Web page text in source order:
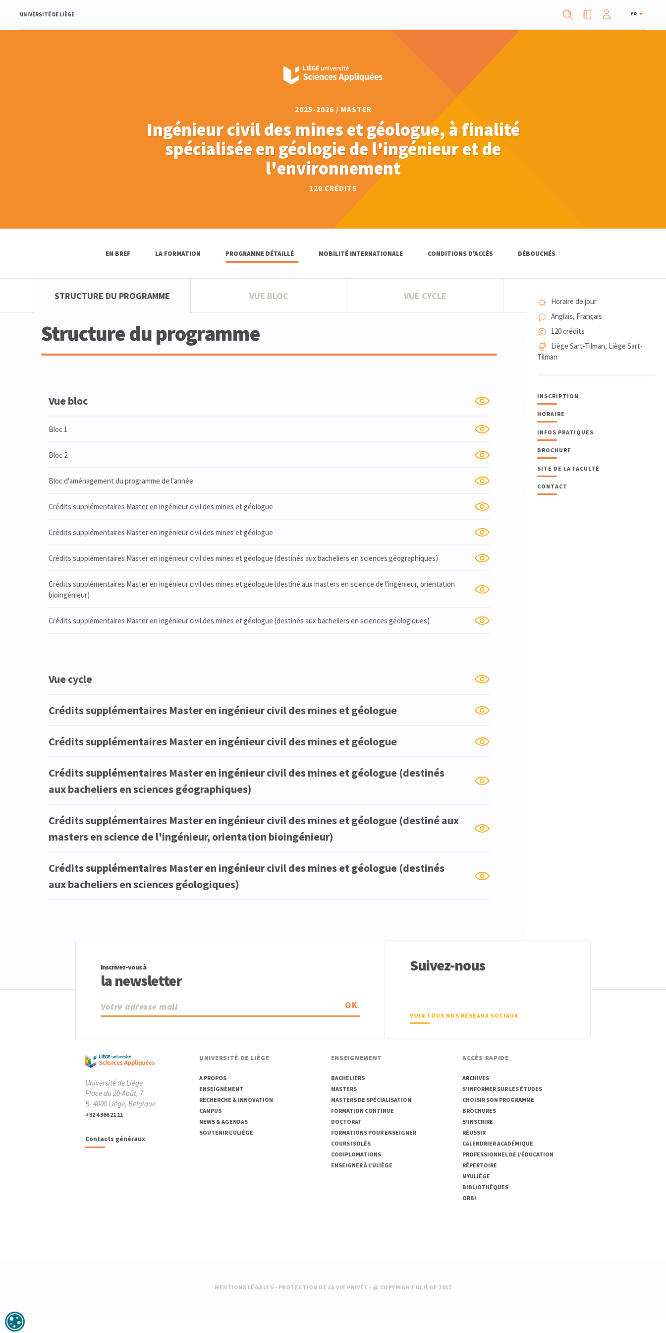
UNIVERSITÉ DE LIÈGE FR
2025-2026 / MASTER
Ingénieur civil des mines et géologue, à finalité
spécialisée en géologie de l'ingénieur et de
l'environnement
120 CRÉDITS
EN BREF LA FORMATION PROGRAMME DÉTAILLÉ MOBILITÉ INTERNATIONALE CONDITIONS D'ACCÈS DÉBOUCHÉS
Horaire de jour
Anglais, Français
120 crédits
Liège Sart-Tilman, Liège Sart-
Tilman
INSCRIPTION
HORAIRE
INFOS PRATIQUES
BROCHURE
SITE DE LA FACULTÉ
CONTACT
STRUCTURE DU PROGRAMME VUE BLOC VUE CYCLE
Structure du programme
Vue bloc
Bloc 1
Bloc 2
Bloc d'aménagement du programme de l'année
Crédits supplémentaires Master en ingénieur civil des mines et géologue
Crédits supplémentaires Master en ingénieur civil des mines et géologue
Crédits supplémentaires Master en ingénieur civil des mines et géologue (destinés aux bacheliers en sciences géographiques)
Crédits supplémentaires Master en ingénieur civil des mines et géologue (destiné aux masters en science de l'ingénieur, orientation
bioingénieur)
Crédits supplémentaires Master en ingénieur civil des mines et géologue (destinés aux bacheliers en sciences géologiques)
Vue cycle
Crédits supplémentaires Master en ingénieur civil des mines et géologue
Crédits supplémentaires Master en ingénieur civil des mines et géologue
Crédits supplémentaires Master en ingénieur civil des mines et géologue (destinés
aux bacheliers en sciences géographiques)
Crédits supplémentaires Master en ingénieur civil des mines et géologue (destiné aux
masters en science de l'ingénieur, orientation bioingénieur)
Crédits supplémentaires Master en ingénieur civil des mines et géologue (destinés
aux bacheliers en sciences géologiques)
Inscrivez-vous à
la newsletter
OK
Suivez-nous
VOIR TOUS NOS RÉSEAUX SOCIAUX
Université de Liège
Place du 20-Août, 7
B- 4000 Liège, Belgique
+32 4 366 21 11
Contacts généraux
UNIVERSITÉ DE LIÈGE
A PROPOS
ENSEIGNEMENT
RECHERCHE & INNOVATION
CAMPUS
NEWS & AGENDAS
SOUTENIR L'ULIÈGE
ENSEIGNEMENT
BACHELIERS
MASTERS
MASTERS DE SPÉCIALISATION
FORMATION CONTINUE
DOCTORAT
FORMATIONS POUR ENSEIGNER
COURS ISOLÉS
CODIPLOMATIONS
ENSEIGNER À L'ULIÈGE
ACCÈS RAPIDE
ARCHIVES
S'INFORMER SUR LES ÉTUDES
CHOISIR SON PROGRAMME
BROCHURES
S'INSCRIRE
RÉUSSIR
CALENDRIER ACADÉMIQUE
PROFESSIONNEL DE L'ÉDUCATION
RÉPERTOIRE
MYULIÈGE
BIBLIOTHÈQUES
ORBI
MENTIONS LÉGALES - PROTECTION DE LA VIE PRIVÉE - @ COPYRIGHT ULIÈGE 2017